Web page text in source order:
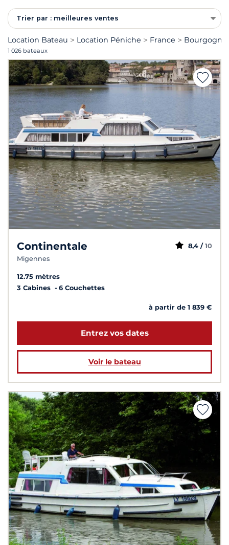
Trier par : meilleures ventes
Location Bateau Location Péniche France Bourgogne
1 026 bateaux
Continentale
Migennes
8,4 / 10
12.75 mètres
3 Cabines
6 Couchettes
à partir de 1 839 €
Entrez vos dates
Voir le bateau